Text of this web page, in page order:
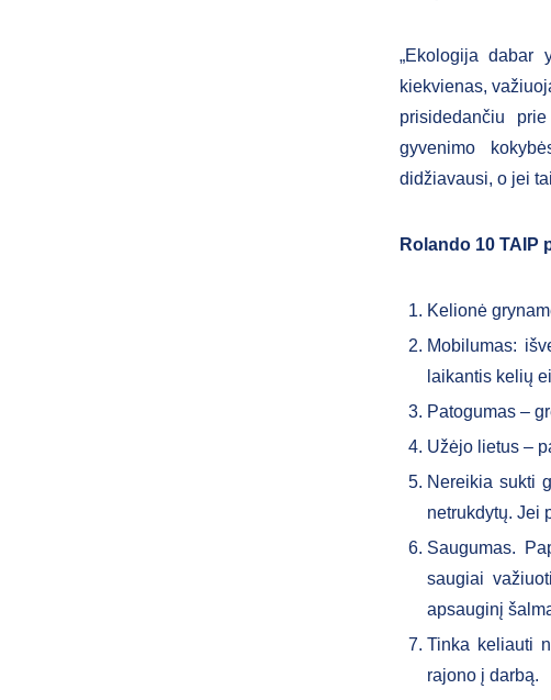
„Ekologija dabar
kiekvienas,
prisidedančiu
gyvenimo
didžiavausi, o jei
Rolando 10 TAIP
Kelionė
Mobilumas:
laikantis kelių
Patogumas –
Užėjo lietus –
Nereikia sukti
netrukdytų. Jei
Saugumas.
saugiai
apsauginį
Tinka keliauti
rajono į darbą.